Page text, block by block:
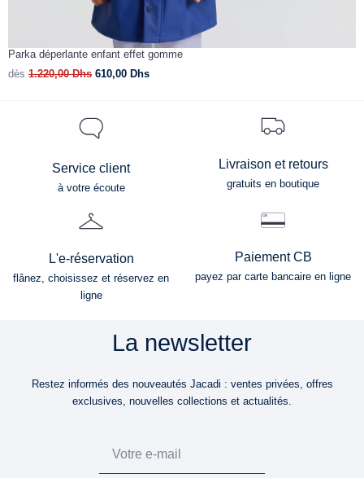
Parka déperlante enfant effet gomme
dès 1.220,00Dhs 610,00 Dhs
Service client
à votre écoute
Livraison et retours
gratuits en boutique
L'e-réservation
flânez, choisissez et réservez en
ligne
Paiement CB
payez par carte bancaire en ligne
La newsletter
Restez informés des nouveautés Jacadi : ventes privées, offres
exclusives, nouvelles collections et actualités.